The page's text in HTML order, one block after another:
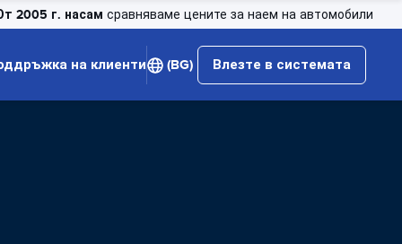
2005 г. насам сравняваме цените за наем на автомобили
на клиенти (BG) Влезте в системата